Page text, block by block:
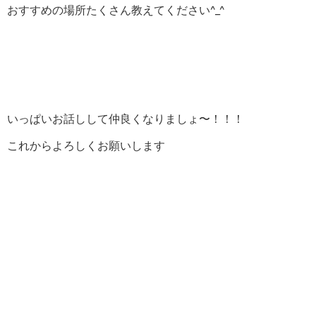
おすすめの場所たくさん教えてください^_^
いっぱいお話しして仲良くなりましょ〜！！！
これからよろしくお願いします